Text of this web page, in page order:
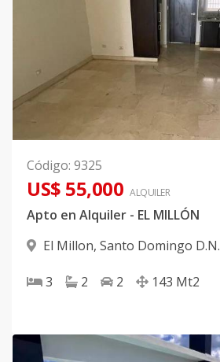
Código: 9325
US$ 55,000 ALQUILER
Apto en Alquiler - EL MILLÓN
El Millon, Santo Domingo D.N.
3 2 2 143 Mt2